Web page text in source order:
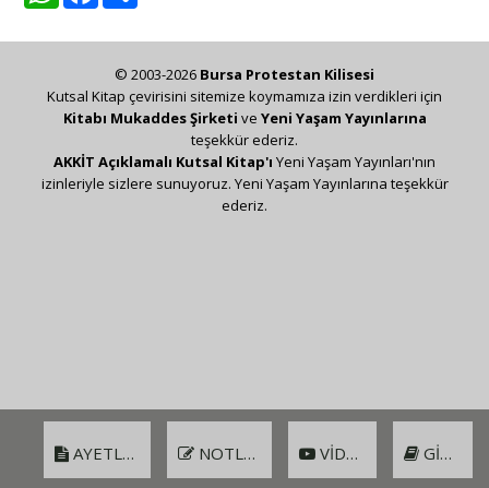
AYETLER NOTLAR VIDEO GIRIŞ
© 2003-2026 Bursa Protestan Kilisesi
Kutsal Kitap çevirisini sitemize koymamıza izin verdikleri için
Kitabı Mukaddes Şirketi ve Yeni Yaşam Yayınlarına
teşekkür ederiz.
AKKİT Açıklamalı Kutsal Kitap'ı Yeni Yaşam Yayınları'nın
izinleriyle sizlere sunuyoruz. Yeni Yaşam Yayınlarına teşekkür
ederiz.